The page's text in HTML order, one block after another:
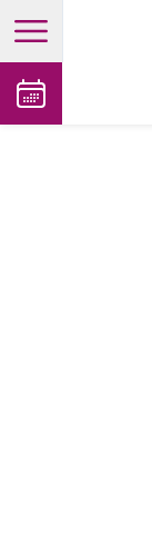
open main menu